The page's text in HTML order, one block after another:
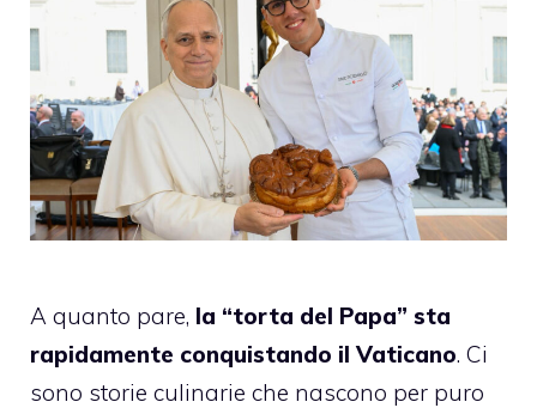
A quanto pare, la “torta del Papa” sta
rapidamente conquistando il Vaticano. Ci
sono storie culinarie che nascono per puro